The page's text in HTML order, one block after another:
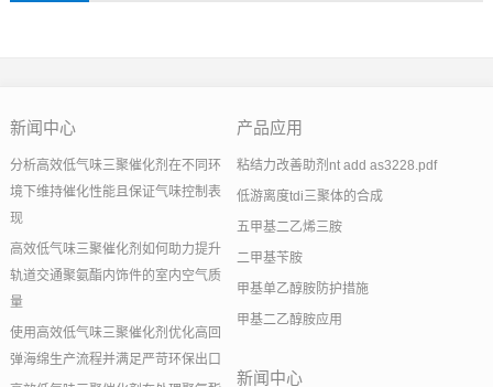
新闻中心
分析高效低气味三聚催化剂在不同环
境下维持催化性能且保证气味控制表
现
高效低气味三聚催化剂如何助力提升
轨道交通聚氨酯内饰件的室内空气质
量
使用高效低气味三聚催化剂优化高回
弹海绵生产流程并满足严苛环保出口
产品应用
粘结力改善助剂nt add as3228.pdf
低游离度tdi三聚体的合成
五甲基二乙烯三胺
二甲基苄胺
甲基单乙醇胺防护措施
甲基二乙醇胺应用
新闻中心